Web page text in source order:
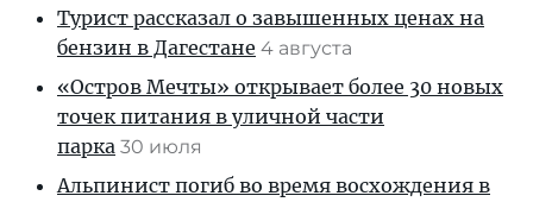
Турист рассказал о завышенных ценах на
бензин в Дагестане 4 августа
«Остров Мечты» открывает более 30 новых
точек питания в уличной части
парка 30 июля
Альпинист погиб во время восхождения в